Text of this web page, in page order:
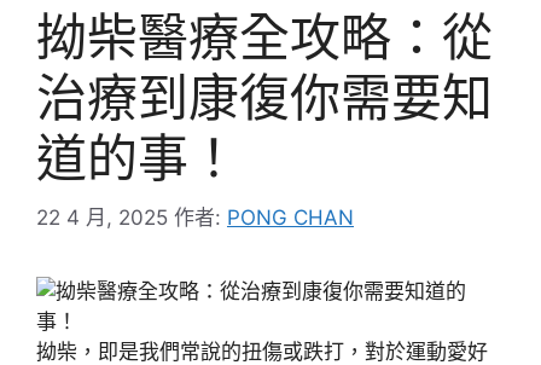
拗柴醫療全攻略：從
治療到康復你需要知
道的事！
22 4 月, 2025 作者: PONG CHAN
拗柴，即是我們常說的扭傷或跌打，對於運動愛好